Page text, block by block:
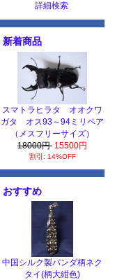
詳細検索
新着商品
スマトラヒラタ オオクワ
ガタ オス93～94ミリペア
（メスフリーサイズ）
18000円 15500円
割引: 14%OFF
おすすめ
中国シルク製パンダ柄ネク
タイ(柄大紺色)